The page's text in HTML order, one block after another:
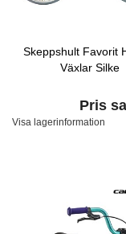
Skeppshult Favorit
Växlar Silke
Pris
Visa lagerinformation